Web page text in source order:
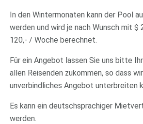
In den Wintermonaten kann der Pool
werden und wird je nach Wunsch mit $
120,- / Woche berechnet.
Für ein Angebot lassen Sie uns bitte
allen Reisenden zukommen, so dass
unverbindliches Angebot unterbreiten
Es kann ein deutschsprachiger
werden.